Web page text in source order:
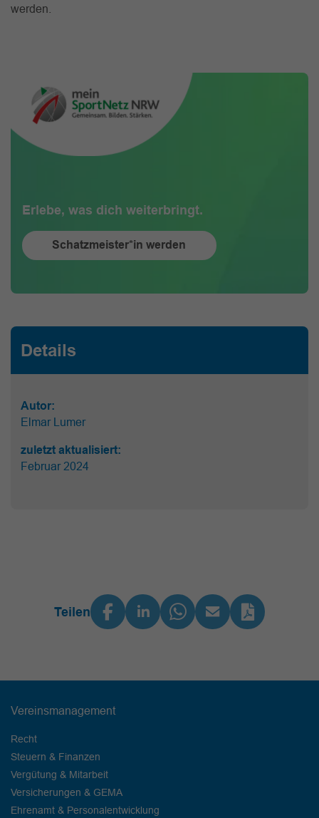
werden.
Erlebe, was dich weiterbringt.
Schatzmeister*in werden
Details
Autor:
Elmar Lumer
zuletzt aktualisiert:
Februar 2024
Teilen
Vereinsmanagement
Recht
Steuern & Finanzen
Vergütung & Mitarbeit
Versicherungen & GEMA
Ehrenamt & Personalentwicklung